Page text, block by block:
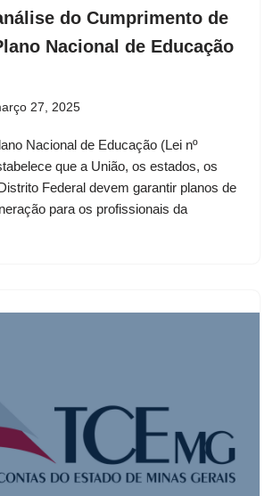
do Cumprimento de
Nacional de Educação
27, 2025
Nacional de Educação (Lei nº
que a União, os estados, os
Federal devem garantir planos de
para os profissionais da